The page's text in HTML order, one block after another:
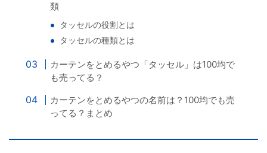
類
タッセルの役割とは
タッセルの種類とは
カーテンをとめるやつ「タッセル」は100均で
も売ってる？
カーテンをとめるやつの名前は？100均でも売
ってる？まとめ